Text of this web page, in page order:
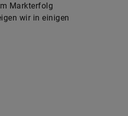
Markterfolg
wir in einigen